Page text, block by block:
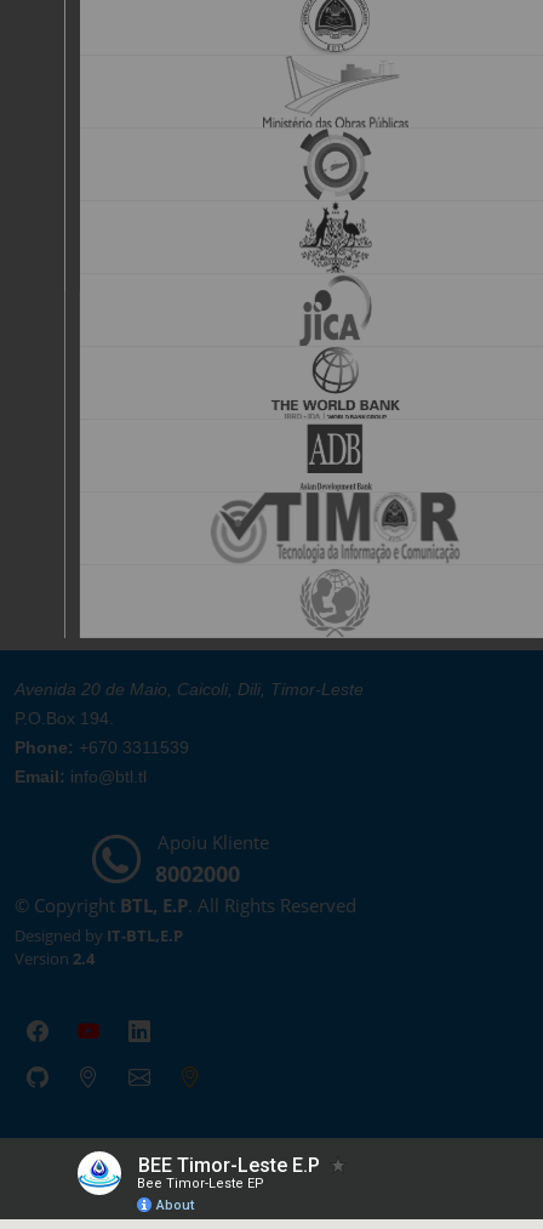
Avenida 20 de Maio, Caicoli, Dili, Timor-Leste
P.O.Box 194.
Phone: +670 3311539
Email: info@btl.tl
Apoiu Kliente
8002000
© Copyright BTL, E.P. All Rights Reserved
Designed by IT-BTL,E.P
Version 2.4